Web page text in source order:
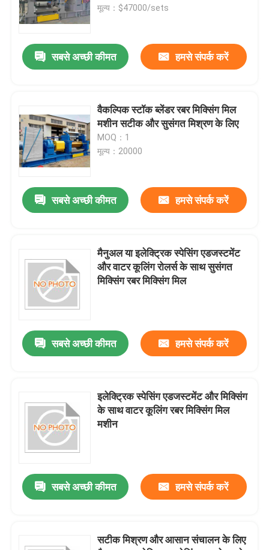
वीडियो
हमारे बारे में
गुणवत्ता नियंत्रण
संपर्क करें
समाचार
रबर प्रक्रिया मशीन
रबर मिश्रण मिल मशीन
रबर पाउडर उत्पादन लाइन
रबर बनबरी मिक्सर
पुनः प्राप्त रबर शीट लाइन
प्लास्टिक रीसाइक्लिंग लाइन
मूल्य：$47000/sets
सबसे अच्छी कीमत हमसे संपर्क करें
वैकल्पिक स्टॉक ब्लेंडर रबर मिक्सिंग मिल
मशीन सटीक और सुसंगत मिश्रण के लिए
MOQ：1
मूल्य：20000
सबसे अच्छी कीमत हमसे संपर्क करें
मैनुअल या इलेक्ट्रिक स्पेसिंग एडजस्टमेंट
और वाटर कूलिंग रोलर्स के साथ सुसंगत
मिक्सिंग रबर मिक्सिंग मिल
सबसे अच्छी कीमत हमसे संपर्क करें
इलेक्ट्रिक स्पेसिंग एडजस्टमेंट और मिक्सिंग
के साथ वाटर कूलिंग रबर मिक्सिंग मिल
मशीन
सबसे अच्छी कीमत हमसे संपर्क करें
सटीक मिश्रण और आसान संचालन के लिए